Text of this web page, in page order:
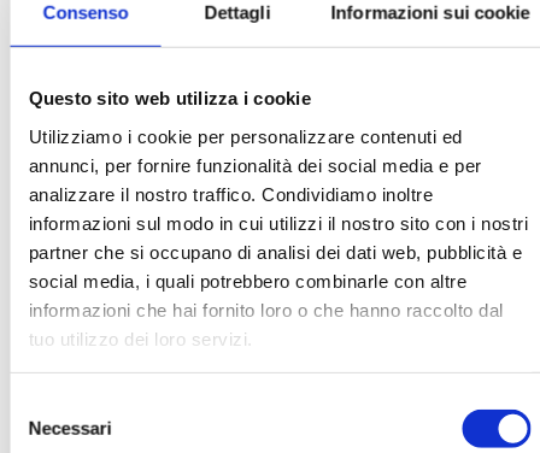
Consenso Dettagli Informazioni sui cookie
Questo sito web utilizza i cookie
Utilizziamo i cookie per personalizzare contenuti ed
annunci, per fornire funzionalità dei social media e per
analizzare il nostro traffico. Condividiamo inoltre
informazioni sul modo in cui utilizzi il nostro sito con i nostri
partner che si occupano di analisi dei dati web, pubblicità e
social media, i quali potrebbero combinarle con altre
informazioni che hai fornito loro o che hanno raccolto dal
tuo utilizzo dei loro servizi.
delNecessari